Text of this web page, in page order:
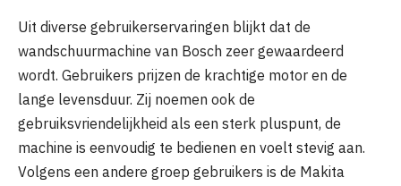
Uit diverse gebruikerservaringen blijkt dat de
wandschuurmachine van Bosch zeer gewaardeerd
wordt. Gebruikers prijzen de krachtige motor en de
lange levensduur. Zij noemen ook de
gebruiksvriendelijkheid als een sterk pluspunt, de
machine is eenvoudig te bedienen en voelt stevig aan.
Volgens een andere groep gebruikers is de Makita